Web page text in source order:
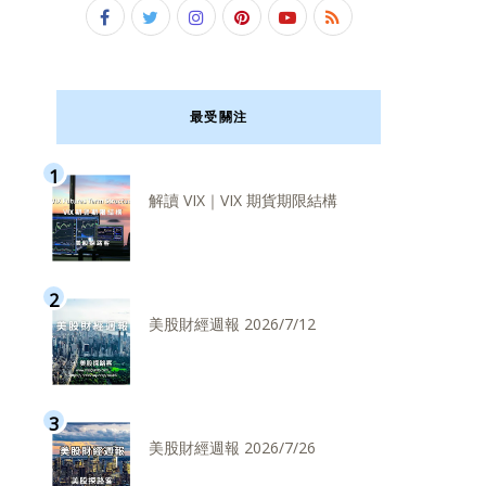
最受關注
解讀 VIX｜VIX 期貨期限結構
美股財經週報 2026/7/12
美股財經週報 2026/7/26